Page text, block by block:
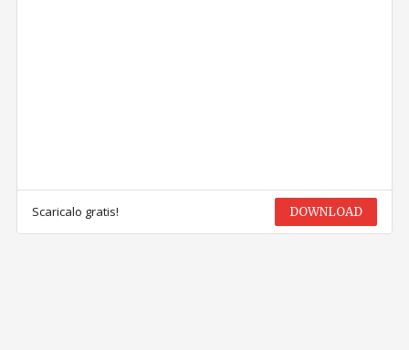
Scaricalo gratis! DOWNLOAD